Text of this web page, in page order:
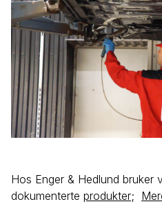
Hos Enger & Hedlund bruker
dokumenterte produkter;